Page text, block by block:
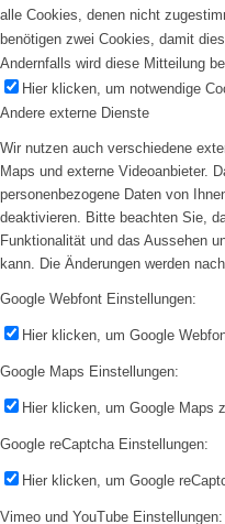
alle Cookies, denen nicht
benötigen zwei Cookies, damit
Andernfalls wird diese Mitteilung
Hier klicken, um notwendige
Andere externe Dienste
Wir nutzen auch verschiedene
Maps und externe Videoanbieter.
personenbezogene Daten von
deaktivieren. Bitte beachten Sie,
Funktionalität und das Aussehen
kann. Die Änderungen werden
Google Webfont Einstellungen:
Hier klicken, um Google
Google Maps Einstellungen:
Hier klicken, um Google Maps
Google reCaptcha Einstellungen:
Hier klicken, um Google
Vimeo und YouTube Einstellungen: